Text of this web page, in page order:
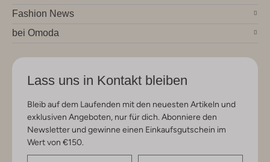
Fashion News
bei Omoda
Lass uns in Kontakt bleiben
Bleib auf dem Laufenden mit den neuesten Artikeln und
exklusiven Angeboten, nur für dich. Abonniere den
Newsletter und gewinne einen Einkaufsgutschein im
Wert von €150.